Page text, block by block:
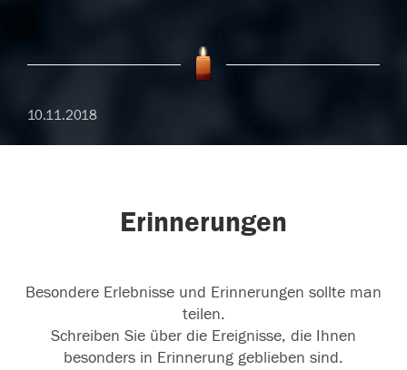
10.11.2018
Erinnerungen
Besondere Erlebnisse und Erinnerungen sollte man
teilen.
Schreiben Sie über die Ereignisse, die Ihnen
besonders in Erinnerung geblieben sind.